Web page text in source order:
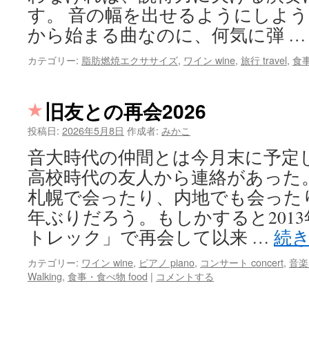
す。 音の幅を出せるようにしよ
から始まる曲なのに、何気に弾
カテゴリー: 脂肪燃焼エクササイズ, ワイン wine, 旅行 travel, 食
旧友との再会2026
投稿日: 2026年5月8日 作成者: みかこ
音大時代の仲間とは今月末に予定
高校時代の友人から連絡があっ
札幌で会ったり、内地でも会っ
年ぶりだろう。もしかすると
トレック」で再会して以来 … 続
カテゴリー: ワイン wine, ピアノ piano, コンサート concert, 音
Walking, 食事・食べ物 food | コメントする